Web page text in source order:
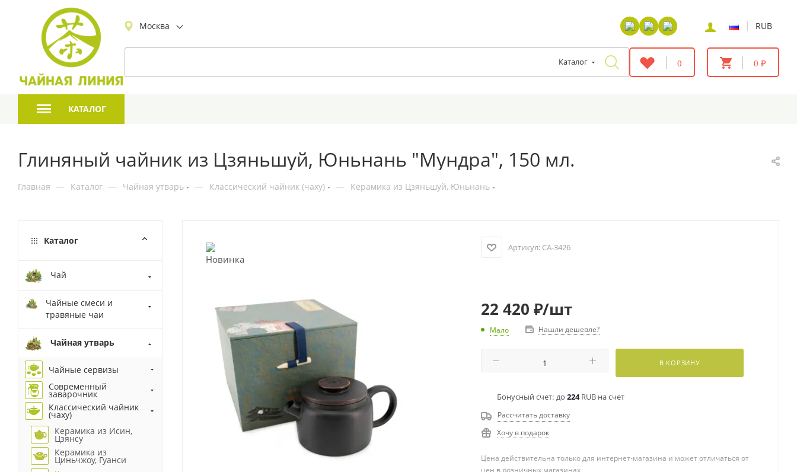
Москва | RUB
Каталог 0 0 ₽
КАТАЛОГ
Глиняный чайник из Цзяньшуй, Юньнань "Мундра", 150 мл.
Главная — Каталог — Чайная утварь — Классический чайник (чаху) — Керамика из Цзяньшуй, Юньнань
Артикул: CA-3426
22 420 ₽/шт
Мало Нашли дешевле?
В КОРЗИНУ
Бонусный счет: до 224RUB на счет
Рассчитать доставку
Хочу в подарок
Цена действительна только для интернет-магазина и может отличаться от
цен в розничных магазинах
Каталог
Чай
Чайные смеси и
травяные чаи
Чайная утварь
Чайные сервизы
Современный
заварочник
Классический чайник
(чаху)
Керамика из Исин,
Цзянсу
Керамика из
Циньчжоу, Гуанси